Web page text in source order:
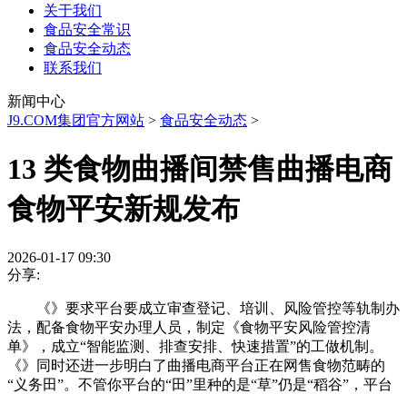
关于我们
食品安全常识
食品安全动态
联系我们
新闻中心
J9.COM集团官方网站 > 食品安全动态 >
13 类食物曲播间禁售曲播电商
食物平安新规发布
2026-01-17 09:30
分享:
《》要求平台要成立审查登记、培训、风险管控等轨制办
法，配备食物平安办理人员，制定《食物平安风险管控清
单》，成立“智能监测、排查安排、快速措置”的工做机制。
《》同时还进一步明白了曲播电商平台正在网售食物范畴的
“义务田”。不管你平台的“田”里种的是“草”仍是“稻谷”，平台